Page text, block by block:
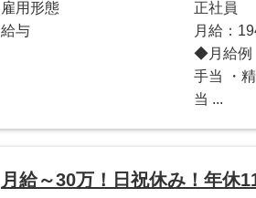
雇用形態
正社員
給与
月給：
◆月給例
手当 ・
当 ...
月給～30万！日祝休み！年休